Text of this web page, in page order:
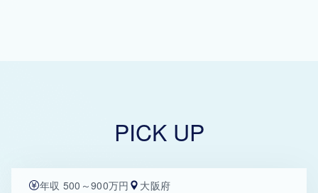
PICK UP
年収 500～900万円 大阪府